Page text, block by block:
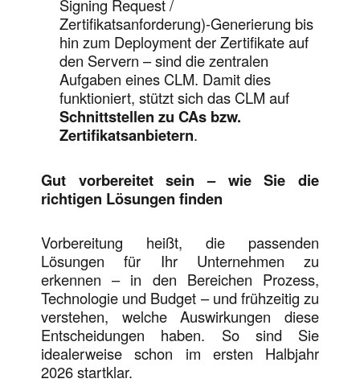
Signing Request /
Zertifikatsanforderung)-Generierung bis
hin zum Deployment der Zertifikate auf
den Servern – sind die zentralen
Aufgaben eines CLM. Damit dies
funktioniert, stützt sich das CLM auf
Schnittstellen zu CAs bzw.
Zertifikatsanbietern.
Gut vorbereitet sein – wie Sie die
richtigen Lösungen finden
Vorbereitung heißt, die passenden
Lösungen für Ihr Unternehmen zu
erkennen – in den Bereichen Prozess,
Technologie und Budget – und frühzeitig zu
verstehen, welche Auswirkungen diese
Entscheidungen haben. So sind Sie
idealerweise schon im ersten Halbjahr
2026 startklar.